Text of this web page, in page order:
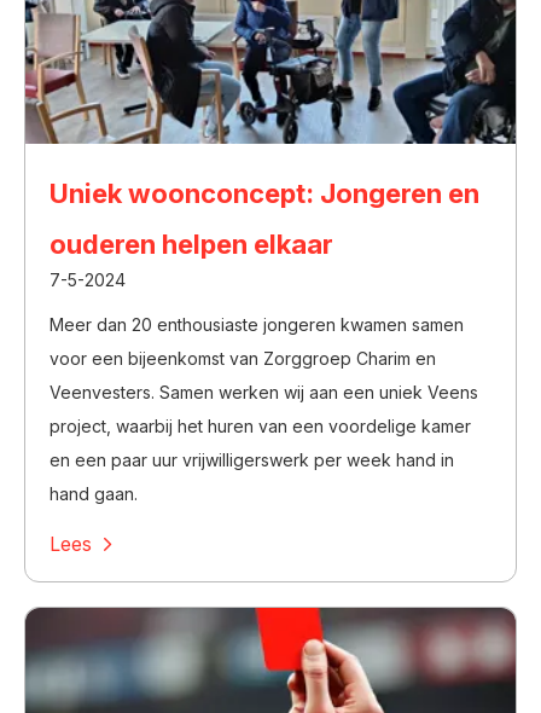
Uniek woonconcept: Jongeren en
ouderen helpen elkaar
7-5-2024
Meer dan 20 enthousiaste jongeren kwamen samen
voor een bijeenkomst van Zorggroep Charim en
Veenvesters. Samen werken wij aan een uniek Veens
project, waarbij het huren van een voordelige kamer
en een paar uur vrijwilligerswerk per week hand in
hand gaan.
Lees